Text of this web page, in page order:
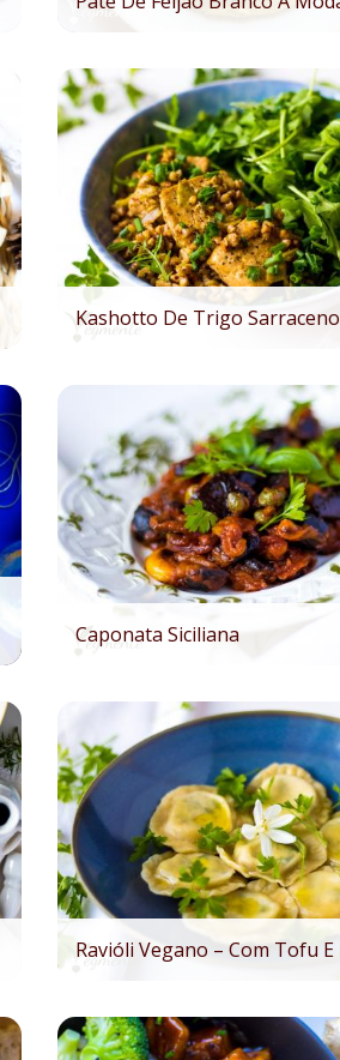
Kashotto De Trigo
Caponata Siciliana
Ravióli Vegano – Com Tofu